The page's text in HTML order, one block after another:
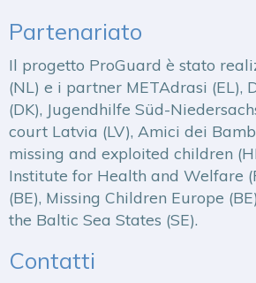
Partenariato
Il progetto ProGuard è stato
(NL) e i partner METAdrasi (EL),
(DK), Jugendhilfe Süd-
court Latvia (LV), Amici dei
missing and exploited children
Institute for Health and Welfare
(BE), Missing Children Europe
the Baltic Sea States (SE).
Contatti